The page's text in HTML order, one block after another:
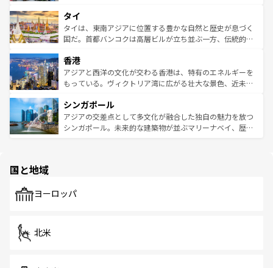
リティに包まれながら、韓国の多彩な魅力を心ゆくまで味
わってみてほしい。 なお、新着の韓国情報はコンテンツ一
覧を参照してほしい。
急速な発展と共に伝統が息づく。ハノイの古い町並みやホ
ーチミン市のフランス統治時代の建物も、独特の雰囲気を
醸し出している。また、バラエティの豊かさとおいしさで
とつ。フォーやバインミー、ベトナムコーヒーなどは、ぜ
ひ現地で味わいたい。どの地域を訪れてもあたたかい人々
が旅行者を迎えてくれるので、きっと忘れられない旅にな
参照してほしい。
タイ
タイは、東南アジアに位置する豊かな自然と歴史が息づく
国だ。首都バンコクは高層ビルが立ち並ぶ一方、伝統的な
の活気が交差している。北部ではチェンマイなどの山岳地
帯で自然と触れ合い、南部ではプーケットやクラビの美し
いビーチでリゾート気分を楽しむことができる。タイ料理
激する。気候は一年中温暖で、どの季節にも異なる楽しみ
が待っている。親しみやすいタイの人々、仏教を中心とし
た文化、そして多様な観光資源が、訪れる旅人を魅了し続
香港
アジアと西洋の文化が交わる香港は、特有のエネルギーを
もっている。ヴィクトリア湾に広がる壮大な景色、近未来
み、どこを訪れても感動するはず。観光スポットが密集し
ており、効率よく見どころを回れるのも魅力。息をのむよ
うな絶景から文化的な体験まで、香港を存分に楽しみ尽く
シンガポール
アジアの交差点として多文化が融合した独自の魅力を放つ
シンガポール。未来的な建築物が並ぶマリーナベイ、歴史
で、ホーカーズは地元の風情を楽しめる外せないスポット
国と地域
ヨーロッパ
北米